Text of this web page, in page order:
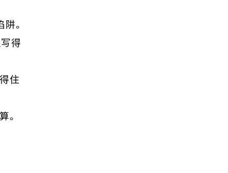
。
得
住
。